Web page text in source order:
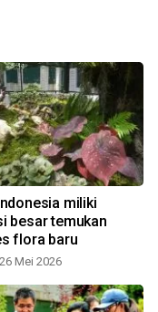
miliki
besar temukan
flora baru
Mei 2026